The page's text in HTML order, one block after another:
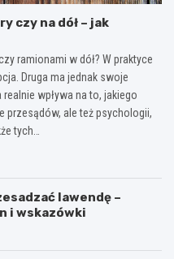
czy na dół – jak
ramionami w dół? W praktyce
Druga ma jednak swoje
wpływa na to, jakiego
przesądów, ale też psychologii,
tych…
lawendę –
i wskazówki